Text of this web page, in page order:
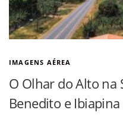
IMAGENS AÉREA
O Olhar do Alto na
Benedito e Ibiapina